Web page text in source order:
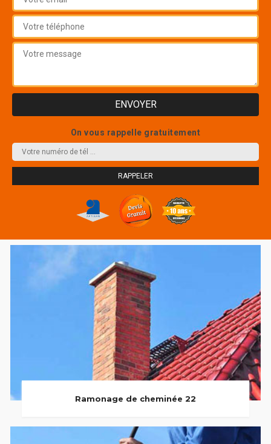
On vous rappelle gratuitement
Ramonage de cheminée 22